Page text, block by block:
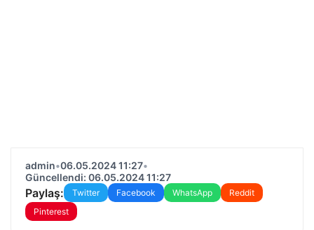
admin•06.05.2024 11:27•
Güncellendi: 06.05.2024 11:27
Paylaş: Twitter Facebook WhatsApp
Reddit
Pinterest